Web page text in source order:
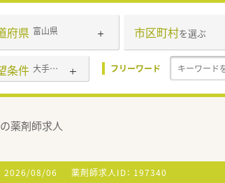
府県 富山県 市区町村を選ぶ
条件 大手チェーン以外 フリーワード
薬剤師求人
2026/08/06 薬剤師求人ID： 197340